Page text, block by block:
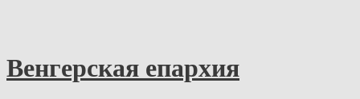
Венгерская епархия